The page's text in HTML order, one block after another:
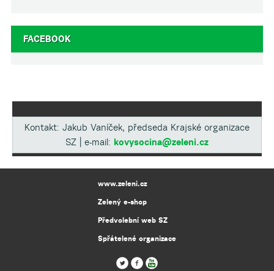
FACEBOOK
Kontakt: Jakub Vaníček, předseda Krajské organizace
SZ | e-mail: kovysocina@zeleni.cz
www.zeleni.cz
Zelený e-shop
Předvolební web SZ
Spřátelené organizace